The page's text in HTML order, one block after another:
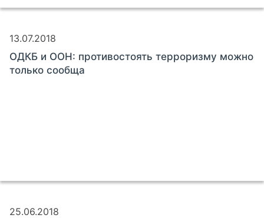
13.07.2018
ОДКБ и ООН: противостоять терроризму можно
только сообща
25.06.2018